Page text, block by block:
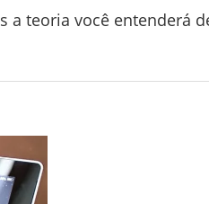
a teoria você entenderá